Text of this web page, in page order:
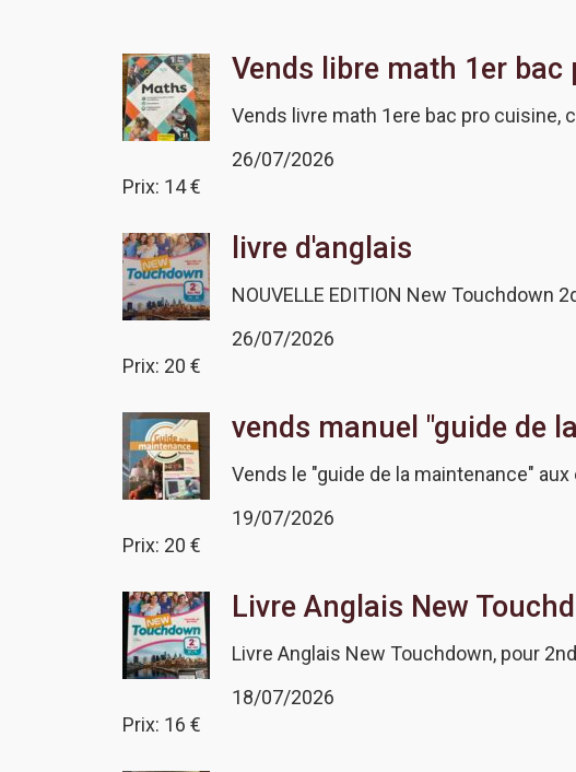
Vends libre math 1er bac
Vends livre math 1ere bac pro cuisine,
26/07/2026
Prix: 14 €
livre d'anglais
NOUVELLE EDITION New Touchdown
26/07/2026
Prix: 20 €
vends manuel "guide de
Vends le "guide de la maintenance"
19/07/2026
Prix: 20 €
Livre Anglais New
Livre Anglais New Touchdown, pour
18/07/2026
Prix: 16 €